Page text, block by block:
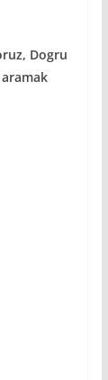
Dogru
aramak